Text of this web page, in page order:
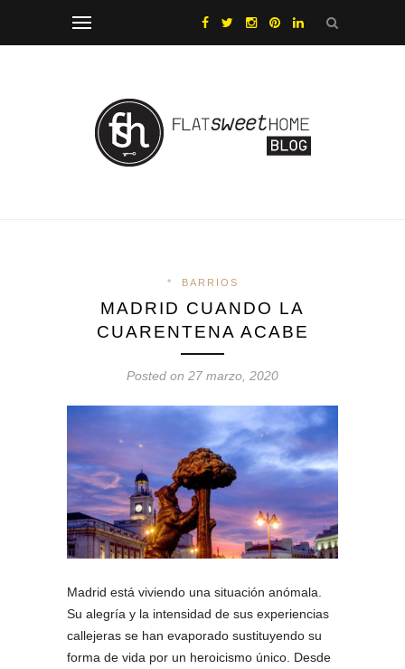
* BARRIOS
MADRID CUANDO LA
CUARENTENA ACABE
Posted on 27 marzo, 2020
Madrid está viviendo una situación anómala.
Su alegría y la intensidad de sus experiencias
callejeras se han evaporado sustituyendo su
forma de vida por un heroicismo único. Desde